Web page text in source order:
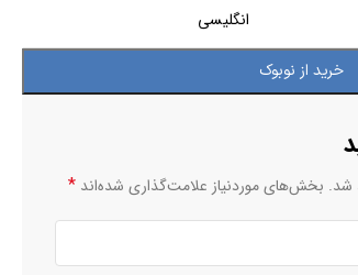
انگلیسی
خرید از نوبوک
شد. بخش‌های موردنیاز علامت‌گذاری شده‌اند*